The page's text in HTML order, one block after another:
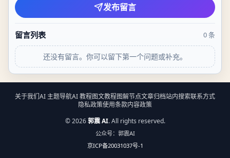
发布留言
留言列表 0条
还没有留言。你可以留下第一个问题或补充。
关于我们AI 主题导航AI 教程图文教程图解节点文章归档站内搜索联系方式
隐私政策使用条款内容政策
©2026 郭震 AI. All rights reserved.
公众号：郭震AI
京ICP备20031037号-1